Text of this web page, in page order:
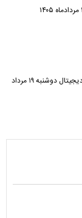
قیمت بیت کوین و ارز‌های دیجیتال دوشنبه ۱۹ مرداد